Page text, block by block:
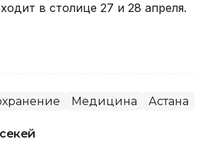
в столице 27 и 28 апреля.
Медицина Астана